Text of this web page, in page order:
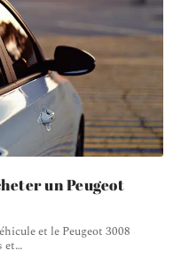
un Peugeot
et le Peugeot 3008
et…